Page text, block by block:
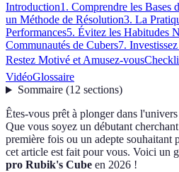
Introduction1. Comprendre les Bases
un Méthode de Résolution3. La
Performances5. Évitez les Habitudes
Communautés de Cubers7.
Restez Motivé et Amusez-vous
VidéoGlossaire
Sommaire(12 sections)
Êtes-vous prêt à plonger dans
Que vous soyez un débutant
première fois ou un adepte souhaitant
cet article est fait pour vous. Voici un
pro Rubik's Cube en 2026 !